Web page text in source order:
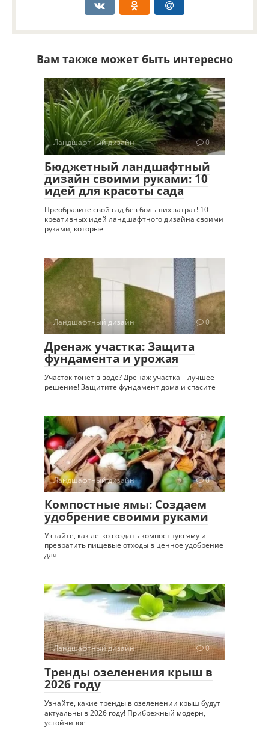
Вам также может быть интересно
Ландшафтный дизайн 0
Бюджетный ландшафтный
дизайн своими руками: 10
идей для красоты сада
Преобразите свой сад без больших затрат! 10
креативных идей ландшафтного дизайна своими
руками, которые
Ландшафтный дизайн 0
Дренаж участка: Защита
фундамента и урожая
Участок тонет в воде? Дренаж участка – лучшее
решение! Защитите фундамент дома и спасите
Ландшафтный дизайн 0
Компостные ямы: Создаем
удобрение своими руками
Узнайте, как легко создать компостную яму и
превратить пищевые отходы в ценное удобрение
для
Ландшафтный дизайн 0
Тренды озеленения крыш в
2026 году
Узнайте, какие тренды в озеленении крыш будут
актуальны в 2026 году! Прибрежный модерн,
устойчивое